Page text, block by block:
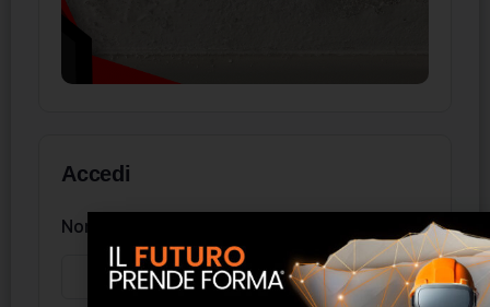
Accedi
Nome utente